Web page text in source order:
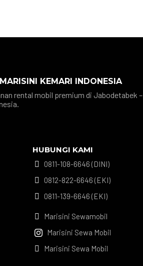
KEMARI INDONESIA
rental mobil premium di Jabodetabek –
HUBUNGI KAMI
 0811-108-6646 (DINI)
 0812-822-6646 (EKI)
 0811-139-6646 (EKI)
 Marisini Sewamobil
 Marisini Sewa Mobil
 Marisini Sewa Mobil